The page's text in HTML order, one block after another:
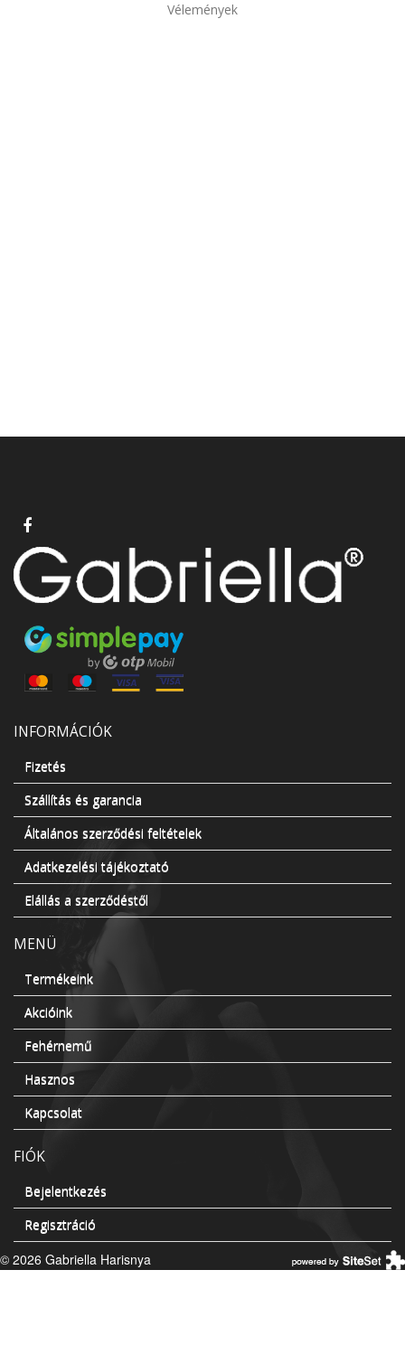
Vélemények
INFORMÁCIÓK
Fizetés
Szállítás és garancia
Általános szerződési feltételek
Adatkezelési tájékoztató
Elállás a szerződéstől
MENÜ
Termékeink
Akcióink
Fehérnemű
Hasznos
Kapcsolat
FIÓK
Bejelentkezés
Regisztráció
© 2026 Gabriella Harisnya